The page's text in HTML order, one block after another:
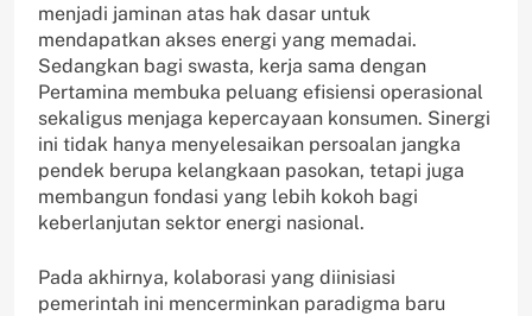
menjadi jaminan atas hak dasar untuk
mendapatkan akses energi yang memadai.
Sedangkan bagi swasta, kerja sama dengan
Pertamina membuka peluang efisiensi operasional
sekaligus menjaga kepercayaan konsumen. Sinergi
ini tidak hanya menyelesaikan persoalan jangka
pendek berupa kelangkaan pasokan, tetapi juga
membangun fondasi yang lebih kokoh bagi
keberlanjutan sektor energi nasional.
Pada akhirnya, kolaborasi yang diinisiasi
pemerintah ini mencerminkan paradigma baru